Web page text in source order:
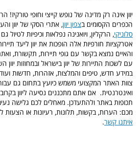
יוון אינה רק מדינה של נופש קייצי וחופי טורקיז!
הכפרים הקסומים בצפון יוון, אתרי הסקי של יוון
סלוניקי, הרקליון, ויואנינה נפלאות וכיפיות לטיול
אטרקציות חורפיות אלה הופכות את יוון ליעד
והאיים נמצא בקשר עם גופי תיירות, תקשורת, ואתרי
עם לשכות התיירות של יוון בישראל ובמחוזות
במידע חדש, טיפים והמלצות, אזהרות, חדשות
צוות האתר המקצועי משמש כיועץ בתחום גם
ואינטרנטית. אם אתם מתכננים נסיעה ליוון
תכופות באתר ולהתעדכן. מאחלים לכם גלישה
מכם: הערות, בקשות, תלונות, רעיונות או הצעות
איתנו קשר.